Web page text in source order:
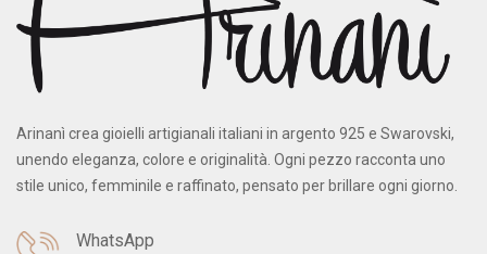
Arinanì crea gioielli artigianali italiani in argento 925 e Swarovski,
unendo eleganza, colore e originalità. Ogni pezzo racconta uno
stile unico, femminile e raffinato, pensato per brillare ogni giorno.
WhatsApp